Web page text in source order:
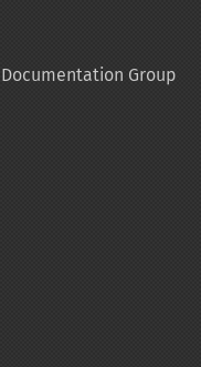
Group